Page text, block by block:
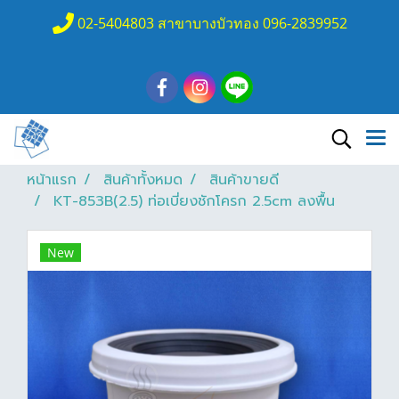
02-5404803 สาขาบางบัวทอง 096-2839952
หน้าแรก สินค้าทั้งหมด
สินค้าขายดี
KT-853B(2.5) ท่อเบี่ยงชักโครก 2.5cm ลงพื้น
New